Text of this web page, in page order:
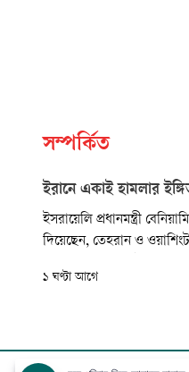
সম্পর্কিত
ইরানে একাই হামলার
ইসরায়েলি প্রধানমন্ত্রী
দিয়েছেন, তেহরান ও
বিরুদ্ধে ইসরায়েল একতরফা
হয়েছে।
১ ঘণ্টা আগে